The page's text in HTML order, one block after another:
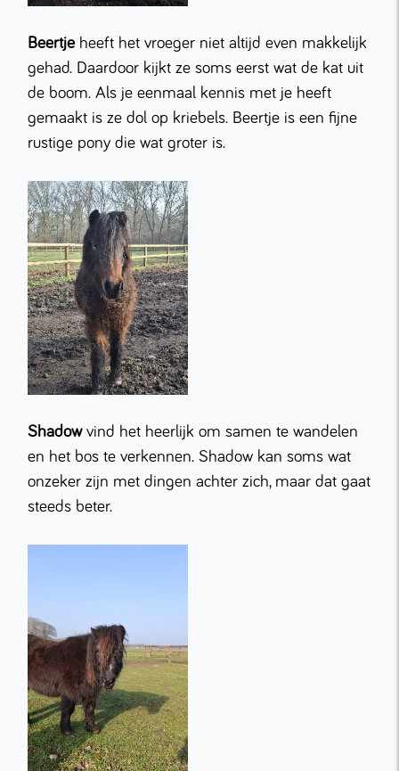
Beertje heeft het vroeger niet altijd even makkelijk
gehad. Daardoor kijkt ze soms eerst wat de kat uit
de boom. Als je eenmaal kennis met je heeft
gemaakt is ze dol op kriebels. Beertje is een fijne
rustige pony die wat groter is.
Shadow vind het heerlijk om samen te wandelen
en het bos te verkennen. Shadow kan soms wat
onzeker zijn met dingen achter zich, maar dat gaat
steeds beter.